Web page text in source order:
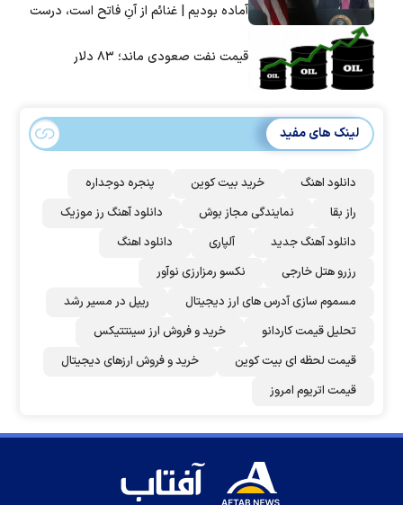
آماده بودیم | غنائم از آنِ فاتح است، درست
قیمت نفت صعودی ماند؛ ۸۳ دلار
لینک های مفید
دانلود اهنگ خرید بیت کوین
پنجره دوجداره
راز بقا
نمایندگی مجاز بوش
دانلود آهنگ رز‌ موزیک
دانلود آهنگ جدید
آلپاری
دانلود اهنگ
رزرو هتل خارجی
نکسو رمزارزی نوآور
مسموم سازی آدرس های ارز دیجیتال
ریپل در مسیر رشد
تحلیل قیمت کاردانو
خرید و فروش ارز سینتتیکس
قیمت لحظه ای بیت کوین
خرید و فروش ارزهای دیجیتال
قیمت اتریوم امروز